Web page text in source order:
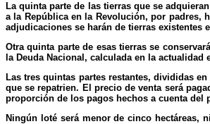
La quinta parte de las tierras que se
a la República en la Revolución, por padres,
adjudicaciones se harán de tierras existentes
Otra quinta parte de esas tierras se
la Deuda Nacional, calculada en la
Las tres quintas partes restantes, divididas
que se repatrien. El precio de venta será
proporción de los pagos hechos a cuenta del
Ningún loté será menor de cinco hectáreas,